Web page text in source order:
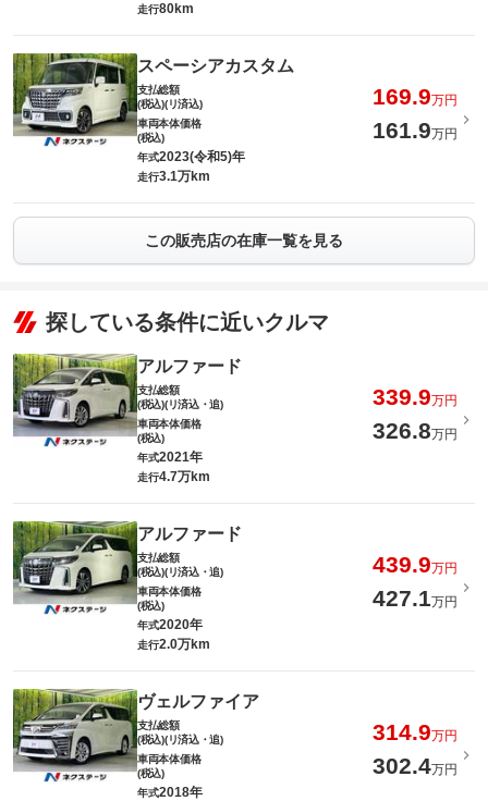
走行80km
スペーシアカスタム
支払総額
(税込)(リ済込)
169.9万円
車両本体価格
(税込)
161.9万円
年式2023(令和5)年
走行3.1万km
この販売店の在庫一覧を見る
探している条件に近いクルマ
アルファード
支払総額
(税込)(リ済込・追)
339.9万円
車両本体価格
(税込)
326.8万円
年式2021年
走行4.7万km
アルファード
支払総額
(税込)(リ済込・追)
439.9万円
車両本体価格
(税込)
427.1万円
年式2020年
走行2.0万km
ヴェルファイア
支払総額
(税込)(リ済込・追)
314.9万円
車両本体価格
(税込)
302.4万円
年式2018年